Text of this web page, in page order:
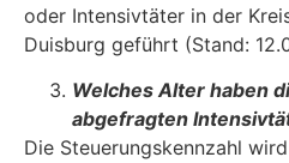
oder Intensivtäter in der
Duisburg geführt (Stand:
Welches Alter haben
abgefragten
Die Steuerungskennzahl